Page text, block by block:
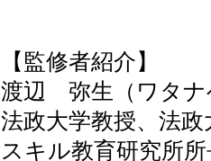
【監修者紹介】
渡辺 弥生（ワタ
法政大学教授、法
スキル教育研究所